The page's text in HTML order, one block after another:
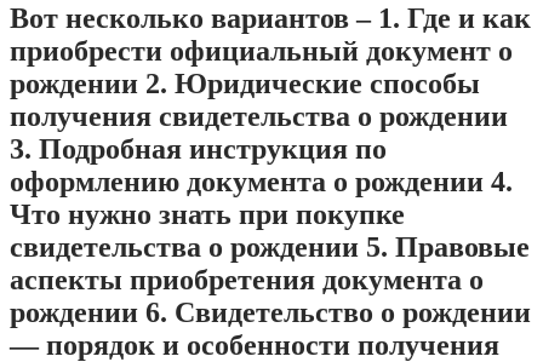
Вот несколько вариантов – 1. Где и как
приобрести официальный документ о
рождении 2. Юридические способы
получения свидетельства о рождении
3. Подробная инструкция по
оформлению документа о рождении 4.
Что нужно знать при покупке
свидетельства о рождении 5. Правовые
аспекты приобретения документа о
рождении 6. Свидетельство о рождении
— порядок и особенности получения